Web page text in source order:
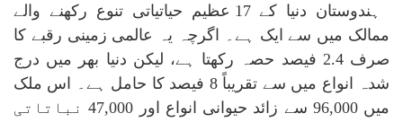
ہندوستان دنیا کے 17 عظیم حیاتیاتی تنوع رکھنے والے
ممالک میں سے ایک ہے۔ اگرچہ یہ عالمی زمینی رقبے کا
صرف 2.4 فیصد حصہ رکھتا ہے، لیکن دنیا بھر میں درج
شدہ انواع میں سے تقریباً 8 فیصد کا حامل ہے۔ اس ملک
میں 96,000 سے زائد حیوانی انواع اور 47,000 نباتاتی